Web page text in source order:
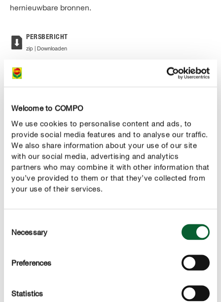
Welcome to COMPO
We use cookies to personalise content and ads, to
provide social media features and to analyse our traffic.
We also share information about your use of our site
with our social media, advertising and analytics
partners who may combine it with other information that
you’ve provided to them or that they’ve collected from
your use of their services.
Selection
Necessary
Preferences
Statistics
hernieuwbare bronnen.
PERSBERICHT
zip | Downloaden
Kelly van Coppenolle